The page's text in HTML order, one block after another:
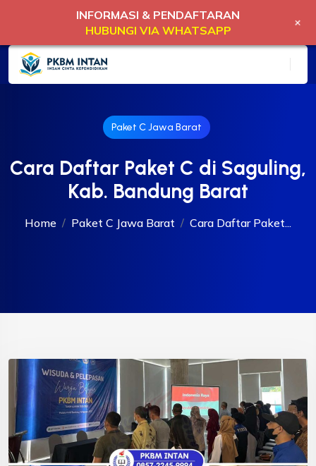
Paket C Jawa Barat
Cara Daftar Paket C di Saguling,
Kab. Bandung Barat
Home Paket C Jawa Barat Cara Daftar Paket...
INFORMASI & PENDAFTARAN
HUBUNGI VIA WHATSAPP
+